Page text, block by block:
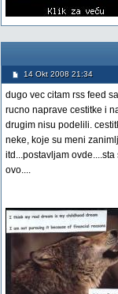
14 Okt 2008 21:34
dugo vec citam rss feed
rucno naprave cestitke i
drugim nisu podelili.
neke, koje su meni
itd...postavljam
ovo....